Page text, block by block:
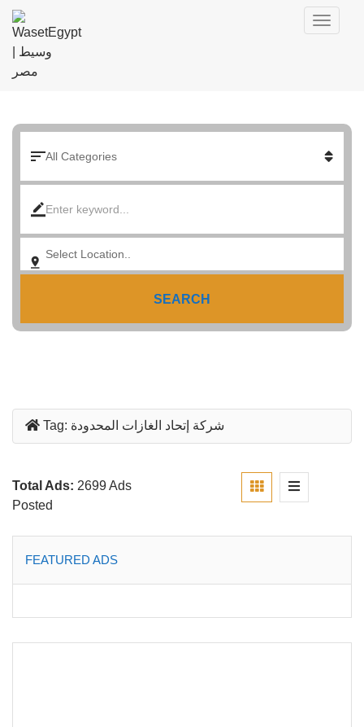
SEARCH
Tag: شركة إتحاد الغازات المحدودة
Total Ads: 2699 Ads
Posted
FEATURED ADS